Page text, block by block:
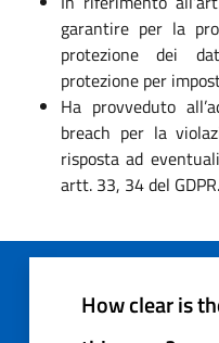
garantire per la
protezione dei
protezione per
Ha provveduto
breach per la
risposta ad
artt. 33, 34 del GDPR.
How clear is